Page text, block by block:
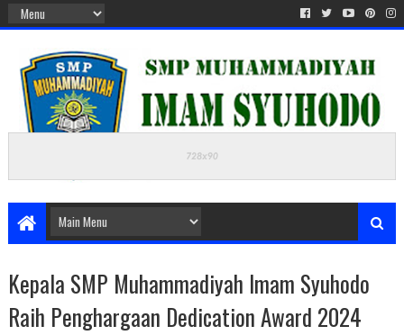
Kepala SMP Muhammadiyah Imam Syuhodo
Raih Penghargaan Dedication Award 2024